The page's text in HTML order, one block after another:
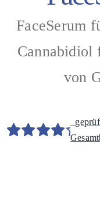
FaceSerum
Cannabidiol
von